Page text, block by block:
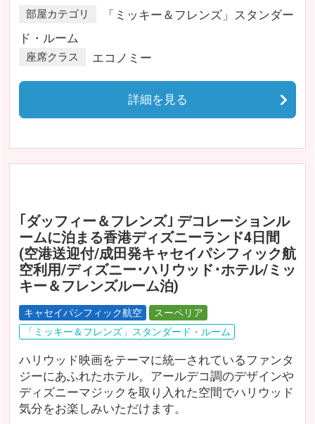
部屋カテゴリ
「ミッキー＆フレンズ」スタンダー
ド・ルーム
座席クラス エコノミー
詳細を見る
｢ダッフィー＆フレンズ｣ デコレーションル
ームに泊まる香港ディズニーランド4日間
(空港送迎付/成田発キャセイパシフィック航
空利用/ディズニー･ハリウッド･ホテル/ミッ
キー＆フレンズルーム泊)
キャセイパシフィック航空
スーペリア
「ミッキー＆フレンズ」スタンダード・ルーム
ハリウッド映画をテーマに統一されているファンタ
ジーにあふれたホテル。アールデコ調のデザインや
ディズニーマジックを取り入れた空間でハリウッド
気分をお楽しみいただけます。